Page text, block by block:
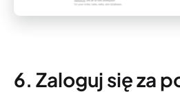
6. Zaloguj się za